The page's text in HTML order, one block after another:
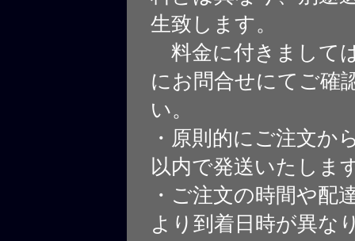
生致します。
料金に付きまして
にお問合せにてご確
い。
・原則的にご注文か
以内で発送いたしま
・ご注文の時間や配
より到着日時が異な